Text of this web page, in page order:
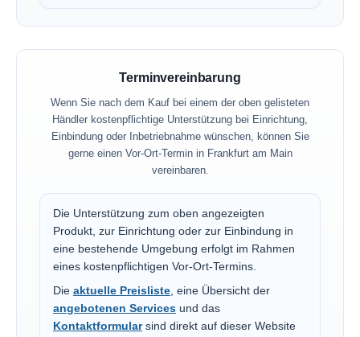
Terminvereinbarung
Wenn Sie nach dem Kauf bei einem der oben gelisteten
Händler kostenpflichtige Unterstützung bei Einrichtung,
Einbindung oder Inbetriebnahme wünschen, können Sie
gerne einen Vor-Ort-Termin in Frankfurt am Main
vereinbaren.
Die Unterstützung zum oben angezeigten
Produkt, zur Einrichtung oder zur Einbindung in
eine bestehende Umgebung erfolgt im Rahmen
eines kostenpflichtigen Vor-Ort-Termins.
Die aktuelle Preisliste, eine Übersicht der
angebotenen Services und das
Kontaktformularsind direkt auf dieser Website